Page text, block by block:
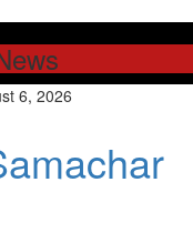
6, 2026